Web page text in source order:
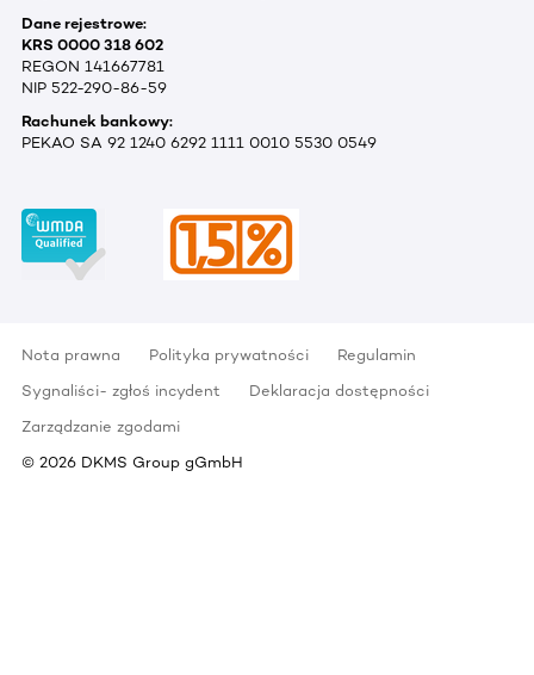
Dane rejestrowe:
KRS 0000 318 602
REGON 141667781
NIP 522-290-86-59
Rachunek bankowy:
PEKAO SA 92 1240 6292 1111 0010 5530 0549
Nota prawna Polityka prywatności
Regulamin
Sygnaliści- zgłoś incydent
Deklaracja dostępności
Zarządzanie zgodami
© 2026 DKMS Group gGmbH